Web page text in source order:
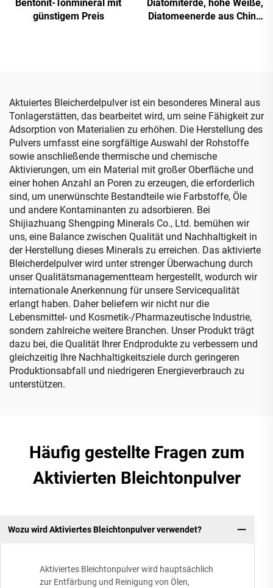
Bentonit-Tonmineral mit
günstigem Preis
Diatomiterde, hohe Weiße,
Diatomeenerde aus China
Aktuiertes Bleicherdelpulver ist ein besonderes Mineral aus
Tonlagerstätten, das bearbeitet wird, um seine Fähigkeit zur
Adsorption von Materialien zu erhöhen. Die Herstellung des
Pulvers umfasst eine sorgfältige Auswahl der Rohstoffe
sowie anschließende thermische und chemische
Aktivierungen, um ein Material mit großer Oberfläche und
einer hohen Anzahl an Poren zu erzeugen, die erforderlich
sind, um unerwünschte Bestandteile wie Farbstoffe, Öle
und andere Kontaminanten zu adsorbieren. Bei
Shijiazhuang Shengping Minerals Co., Ltd. bemühen wir
uns, eine Balance zwischen Qualität und Nachhaltigkeit in
der Herstellung dieses Minerals zu erreichen. Das aktivierte
Bleicherdelpulver wird unter strenger Überwachung durch
unser Qualitätsmanagementteam hergestellt, wodurch wir
internationale Anerkennung für unsere Servicequalität
erlangt haben. Daher beliefern wir nicht nur die
Lebensmittel- und Kosmetik-/Pharmazeutische Industrie,
sondern zahlreiche weitere Branchen. Unser Produkt trägt
dazu bei, die Qualität Ihrer Endprodukte zu verbessern und
gleichzeitig Ihre Nachhaltigkeitsziele durch geringeren
Produktionsabfall und niedrigeren Energieverbrauch zu
unterstützen.
Häufig gestellte Fragen zum
Aktivierten Bleichtonpulver
Wozu wird Aktiviertes Bleichtonpulver verwendet?
Aktiviertes Bleichtonpulver wird hauptsächlich
zur Entfärbung und Reinigung von Ölen,